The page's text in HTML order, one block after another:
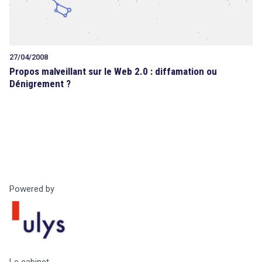
27/04/2008
Propos malveillant sur le Web 2.0 : diffamation ou
Dénigrement ?
search
Powered by